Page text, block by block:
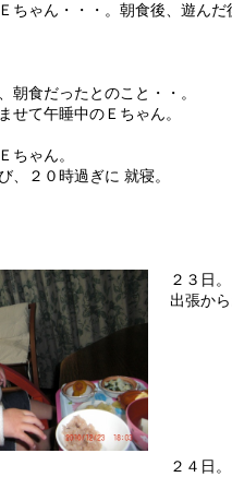
ちゃん・・・。朝食後、遊んだ
朝食だったとのこと・・。
せて午睡中のＥちゃん。
ちゃん。
、２０時過ぎに 就寝。
２３日。
出張か
２４日。